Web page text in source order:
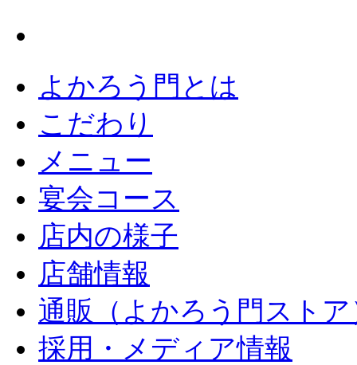
よかろう門とは
こだわり
メニュー
宴会コース
店内の様子
店舗情報
通販（よかろう門ストア
採用・メディア情報